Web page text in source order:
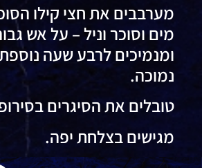
מערבבים את חצי קילו
מים וסוכר וניל – על אש
ומנמיכים לרבע שעה
נמוכה.
טובלים את הסיגרים
מגישים בצלחת יפה.